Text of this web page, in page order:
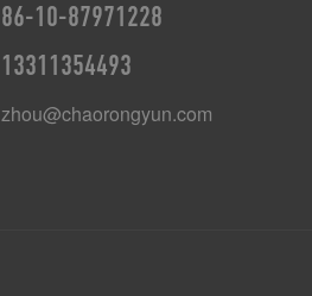
86-10-87971228
13311354493
zhou@chaorongyun.com